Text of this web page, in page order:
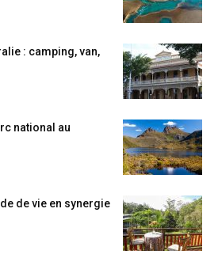
: camping, van,
national au
de vie en synergie